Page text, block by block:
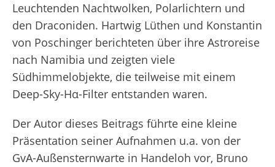
Leuchtenden Nachtwolken, Polarlichtern und
den Draconiden. Hartwig Lüthen und Konstantin
von Poschinger berichteten über ihre Astroreise
nach Namibia und zeigten viele
Südhimmelobjekte, die teilweise mit einem
Deep-Sky-Hα-Filter entstanden waren.
Der Autor dieses Beitrags führte eine kleine
Präsentation seiner Aufnahmen u.a. von der
GvA-Außensternwarte in Handeloh vor, Bruno